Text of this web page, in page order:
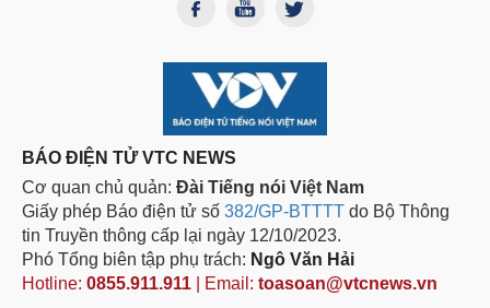
BÁO ĐIỆN TỬ VTC NEWS
Cơ quan chủ quản: Đài Tiếng nói Việt Nam
Giấy phép Báo điện tử số 382/GP-BTTTT do Bộ Thông
tin Truyền thông cấp lại ngày 12/10/2023.
Phó Tổng biên tập phụ trách: Ngô Văn Hải
Hotline: 0855.911.911 | Email: toasoan@vtcnews.vn